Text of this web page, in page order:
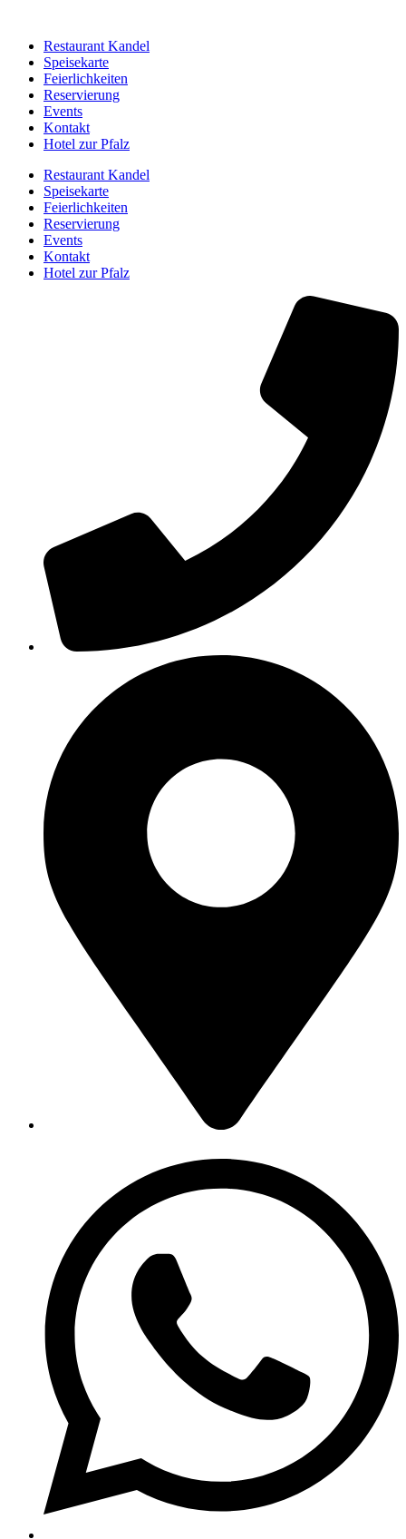
Restaurant Kandel
Speisekarte
Feierlichkeiten
Reservierung
Events
Kontakt
Hotel zur Pfalz
Restaurant Kandel
Speisekarte
Feierlichkeiten
Reservierung
Events
Kontakt
Hotel zur Pfalz